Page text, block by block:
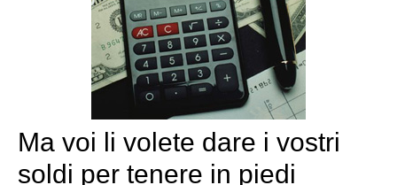
Ma voi li volete dare i vostri
soldi per tenere in piedi